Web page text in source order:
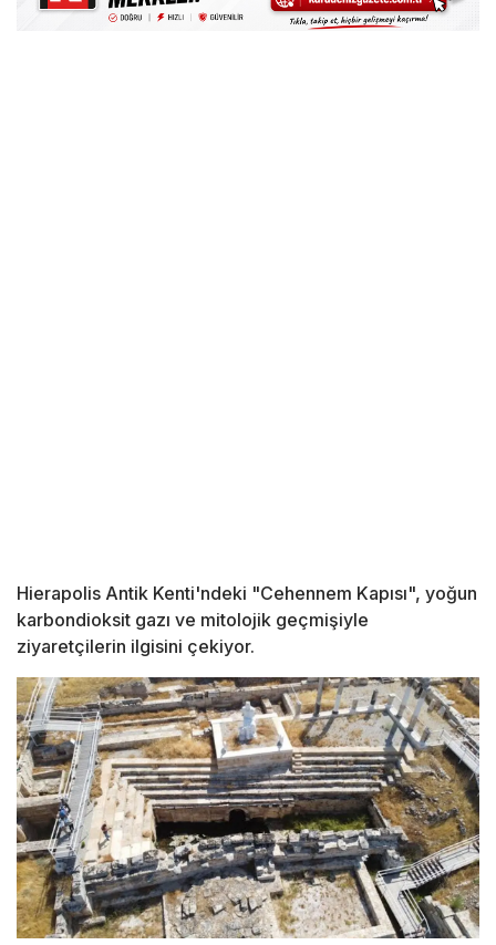
Hierapolis Antik Kenti'ndeki "Cehennem Kapısı", yoğun
karbondioksit gazı ve mitolojik geçmişiyle
ziyaretçilerin ilgisini çekiyor.